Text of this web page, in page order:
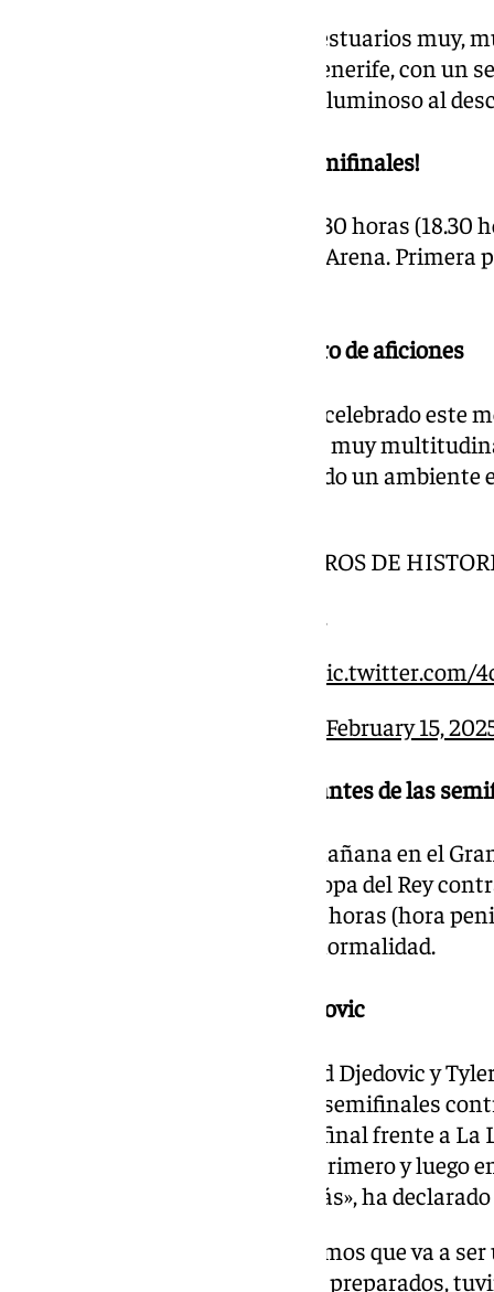
El encuentro se va al túnel de vestuarios muy,
segundo cuarto de La Laguna Tenerife, con un
permitido irse por delante en el luminoso al
18.30 | ¡Arranca el partido de semifinales!
El reloj canario ya marca las 17.30 horas
está en el aire del Gran Canaria Arena.
13.00 | Multitudinario encuentro de aficiones
El encuentro de aficiones se ha celebrado este
Telmo de Gran Canaria. Ha sido muy
de todos los equipos y se ha vivido un
LA FOTO PARA LOS LIBROS DE
.
pic.twitter.com/
February 15,
10.30 | Último entrenamiento antes de las
El Unicaja ha entrenado esta mañana en el
disputar las semifinales de la Copa del Rey
encuentro comienza a las 18.30 horas (hora
Osetkowski ha entrenado con normalidad.
10.15 | Al habla Kalinoski y Djedovic
Los jugadores del Unicaja Nihad Djedovic y
medios antes del partido de las semifinales
plantilla solo piensa en la semifinal frente a La
pensando ahora en el entreno primero y luego
partido de semifinales. Nada más», ha
«Va a ser un partido difícil. Sabemos que va a
un equipo muy bueno. Estamos preparados,